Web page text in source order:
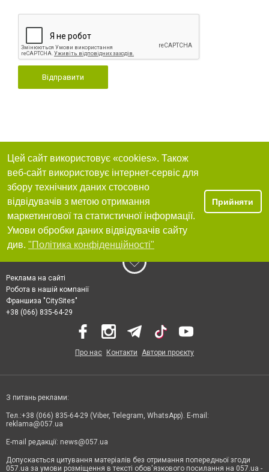
Відправити
Цей сайт використовує «cookies». Також
веб-сайт використовує інтернет-сервіс для
збору технічних даних стосовно
відвідувачів з метою отримання
маркетингової та статистичної інформації.
Умови обробки даних відвідувачів сайту
див. "Політика конфіденційності"
Прийняти
Реклама на сайті
Робота в нашій компанії
Франшиза "CitySites"
+38 (066) 835-64-29
Про нас Контакти Автори проєкту
З питань реклами:
Тел.:+38 (066) 835-64-29 (Viber, Telegram, WhatsApp). E-mail:
reklama@057.ua
E-mail редакції: news@057.ua
Допускається цитування матеріалів без отримання попередньої згоди
057.ua за умови розміщення в тексті обов'язкового посилання на 057.ua -